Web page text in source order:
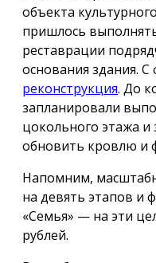
объекта
пришлось
реставрации
основания здания. С
реконструкция. До
запланировали
цокольного этажа и
обновить кровлю и
Напомним,
на девять этапов и
«Семья» — на эти
рублей.